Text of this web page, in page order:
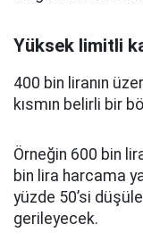
Yüksek limitli
400 bin liranın
kısmın belirli bir
Örneğin 600 bin
bin lira harcama
yüzde 50’si
gerileyecek.